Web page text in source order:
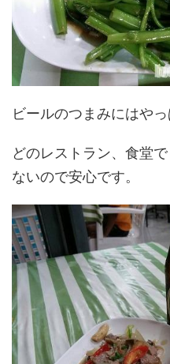
ビールのつまみにはや
どのレストラン、食堂
ないので安心です。